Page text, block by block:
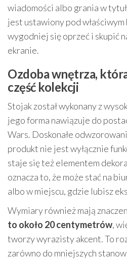
wiadomości albo grania w
jest ustawiony pod właściwym
wygodniej się oprzeć i skupić
ekranie.
Ozdoba wnętrza,
część kolekcji
Stojak został wykonany z
jego forma nawiązuje do
Wars. Doskonałe
produkt nie jest wyłącznie
staje się też elementem
oznacza to, że może stać na
albo w miejscu, gdzie lubisz
Wymiary również mają
to około 20 centymetrów,
tworzy wyrazisty akcent. To
zarówno do mniejszych